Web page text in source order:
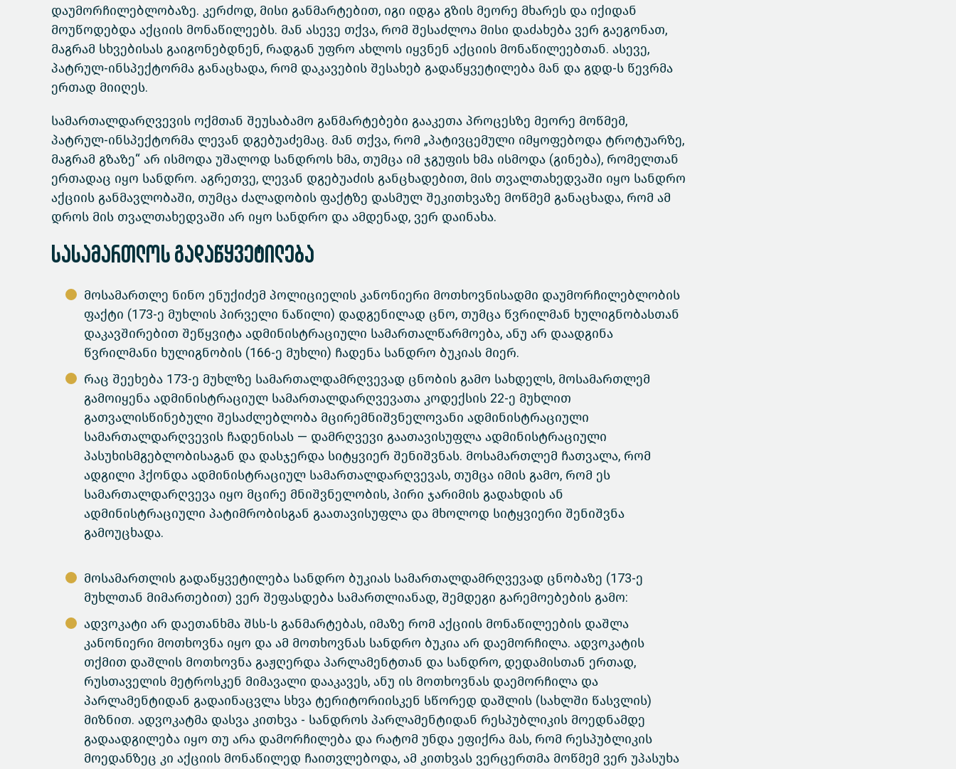
დაუმორჩილებლობაზე. კერძოდ, მისი განმარტებით, იგი იდგა გზის მეორე მხარეს და იქიდან
მოუწოდებდა აქციის მონაწილეებს. მან ასევე თქვა, რომ შესაძლოა მისი დაძახება ვერ გაეგონათ,
მაგრამ სხვებისას გაიგონებდნენ, რადგან უფრო ახლოს იყვნენ აქციის მონაწილეებთან. ასევე,
პატრულ-ინსპექტორმა განაცხადა, რომ დაკავების შესახებ გადაწყვეტილება მან და გდდ-ს წევრმა
ერთად მიიღეს.
სამართალდარღვევის ოქმთან შეუსაბამო განმარტებები გააკეთა პროცესზე მეორე მოწმემ,
პატრულ-ინსპექტორმა ლევან დგებუაძემაც. მან თქვა, რომ „პატივცემული იმყოფებოდა ტროტუარზე,
მაგრამ გზაზე“ არ ისმოდა უშალოდ სანდროს ხმა, თუმცა იმ ჯგუფის ხმა ისმოდა (გინება), რომელთან
ერთადაც იყო სანდრო. აგრეთვე, ლევან დგებუაძის განცხადებით, მის თვალთახედვაში იყო სანდრო
აქციის განმავლობაში, თუმცა ძალადობის ფაქტზე დასმულ შეკითხვაზე მოწმემ განაცხადა, რომ ამ
დროს მის თვალთახედვაში არ იყო სანდრო და ამდენად, ვერ დაინახა.
სასამართლოს გადაწყვეტილება
მოსამართლე ნინო ენუქიძემ პოლიციელის კანონიერი მოთხოვნისადმი დაუმორჩილებლობის
ფაქტი (173-ე მუხლის პირველი ნაწილი) დადგენილად ცნო, თუმცა წვრილმან ხულიგნობასთან
დაკავშირებით შეწყვიტა ადმინისტრაციული სამართალწარმოება, ანუ არ დაადგინა
წვრილმანი ხულიგნობის (166-ე მუხლი) ჩადენა სანდრო ბუკიას მიერ.
რაც შეეხება 173-ე მუხლზე სამართალდამრღვევად ცნობის გამო სახდელს, მოსამართლემ
გამოიყენა ადმინისტრაციულ სამართალდარღვევათა კოდექსის 22-ე მუხლით
გათვალისწინებული შესაძლებლობა მცირემნიშვნელოვანი ადმინისტრაციული
სამართალდარღვევის ჩადენისას — დამრღვევი გაათავისუფლა ადმინისტრაციული
პასუხისმგებლობისაგან და დასჯერდა სიტყვიერ შენიშვნას. მოსამართლემ ჩათვალა, რომ
ადგილი ჰქონდა ადმინისტრაციულ სამართალდარღვევას, თუმცა იმის გამო, რომ ეს
სამართალდარღვევა იყო მცირე მნიშვნელობის, პირი ჯარიმის გადახდის ან
ადმინისტრაციული პატიმრობისგან გაათავისუფლა და მხოლოდ სიტყვიერი შენიშვნა
გამოუცხადა.
მოსამართლის გადაწყვეტილება სანდრო ბუკიას სამართალდამრღვევად ცნობაზე (173-ე
მუხლთან მიმართებით) ვერ შეფასდება სამართლიანად, შემდეგი გარემოებების გამო:
ადვოკატი არ დაეთანხმა შსს-ს განმარტებას, იმაზე რომ აქციის მონაწილეების დაშლა
კანონიერი მოთხოვნა იყო და ამ მოთხოვნას სანდრო ბუკია არ დაემორჩილა. ადვოკატის
თქმით დაშლის მოთხოვნა გაჟღერდა პარლამენტთან და სანდრო, დედამისთან ერთად,
რუსთაველის მეტროსკენ მიმავალი დააკავეს, ანუ ის მოთხოვნას დაემორჩილა და
პარლამენტიდან გადაინაცვლა სხვა ტერიტორიისკენ სწორედ დაშლის (სახლში წასვლის)
მიზნით. ადვოკატმა დასვა კითხვა - სანდროს პარლამენტიდან რესპუბლიკის მოედნამდე
გადაადგილება იყო თუ არა დამორჩილება და რატომ უნდა ეფიქრა მას, რომ რესპუბლიკის
მოედანზეც კი აქციის მონაწილედ ჩაითვლებოდა, ამ კითხვას ვერცერთმა მოწმემ ვერ უპასუხა